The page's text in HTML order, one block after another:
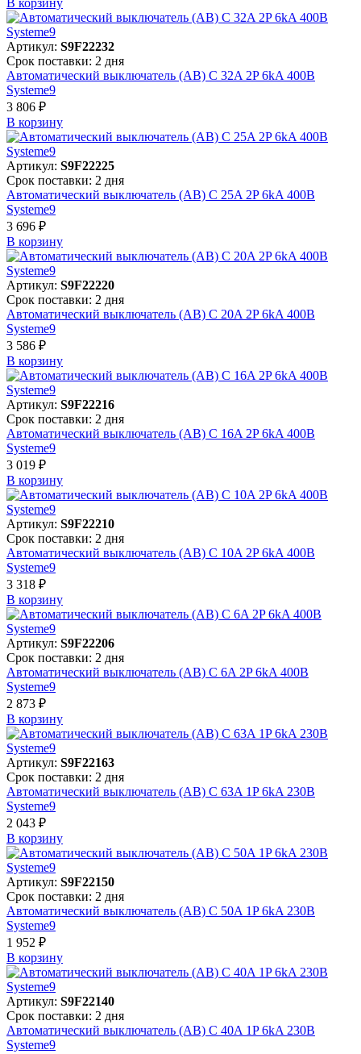
В корзинy
Артикул: S9F22232
Срок поставки: 2 дня
Автоматический выключатель (АВ) C 32A 2P 6kA 400В
Systeme9
3 806 ₽
В корзинy
Артикул: S9F22225
Срок поставки: 2 дня
Автоматический выключатель (АВ) C 25A 2P 6kA 400В
Systeme9
3 696 ₽
В корзинy
Артикул: S9F22220
Срок поставки: 2 дня
Автоматический выключатель (АВ) C 20A 2P 6kA 400В
Systeme9
3 586 ₽
В корзинy
Артикул: S9F22216
Срок поставки: 2 дня
Автоматический выключатель (АВ) C 16A 2P 6kA 400В
Systeme9
3 019 ₽
В корзинy
Артикул: S9F22210
Срок поставки: 2 дня
Автоматический выключатель (АВ) C 10A 2P 6kA 400В
Systeme9
3 318 ₽
В корзинy
Артикул: S9F22206
Срок поставки: 2 дня
Автоматический выключатель (АВ) C 6A 2P 6kA 400В
Systeme9
2 873 ₽
В корзинy
Артикул: S9F22163
Срок поставки: 2 дня
Автоматический выключатель (АВ) C 63A 1P 6kA 230В
Systeme9
2 043 ₽
В корзинy
Артикул: S9F22150
Срок поставки: 2 дня
Автоматический выключатель (АВ) C 50A 1P 6kA 230В
Systeme9
1 952 ₽
В корзинy
Артикул: S9F22140
Срок поставки: 2 дня
Автоматический выключатель (АВ) C 40A 1P 6kA 230В
Systeme9